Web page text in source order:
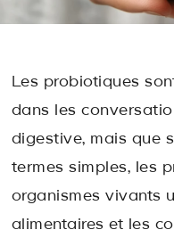
Les probiotiques
dans les
digestive, mais que
termes simples, les
organismes vivants
alimentaires et les